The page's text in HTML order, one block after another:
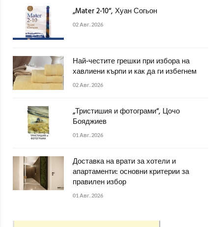
„Mater 2-10“, Хуан Согьон
02 Авг. 2026
Най-честите грешки при избора на
хавлиени кърпи и как да ги избегнем
02 Авг. 2026
„Тристишия и фотограми“, Цочо
Бояджиев
01 Авг. 2026
Доставка на врати за хотели и
апартаменти: основни критерии за
правилен избор
01 Авг. 2026